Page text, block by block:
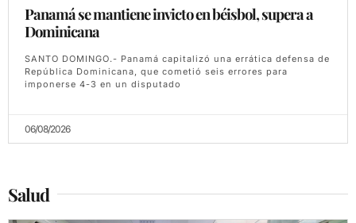
Panamá se mantiene invicto en béisbol, supera a
Dominicana
SANTO DOMINGO.- Panamá capitalizó una errática defensa de
República Dominicana, que cometió seis errores para
imponerse 4-3 en un disputado
06/08/2026
Salud